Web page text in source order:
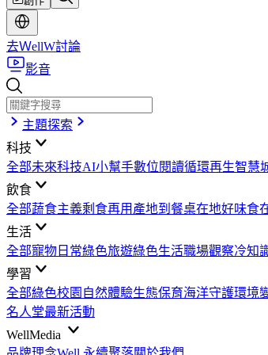
去ＷellW討論
影音
主題探索
科技
全部未來科技AI小幫手數位閱讀循環再生智慧
飲食
全部蔬食主義剩食再用 產地到餐桌在地好味食
生活
全部寵物日常綠色旅遊綠色生活職場觀察冷知
學習
全部綠色校園 自然體驗生態保育海洋守護環境
名人堂最新活動
WellMedia